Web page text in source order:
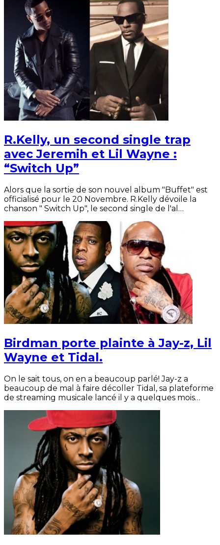
R.Kelly, un second single trap
avec Jeremih et Lil Wayne :
“Switch Up”
Alors que la sortie de son nouvel album "Buffet" est
officialisé pour le 20 Novembre. R.Kelly dévoile la
chanson " Switch Up", le second single de l'al…
Birdman porte plainte à Jay-z, Lil
Wayne et Tidal.
On le sait tous, on en a beaucoup parlé! Jay-z a
beaucoup de mal à faire décoller Tidal, sa plateforme
de streaming musicale lancé il y a quelques mois…